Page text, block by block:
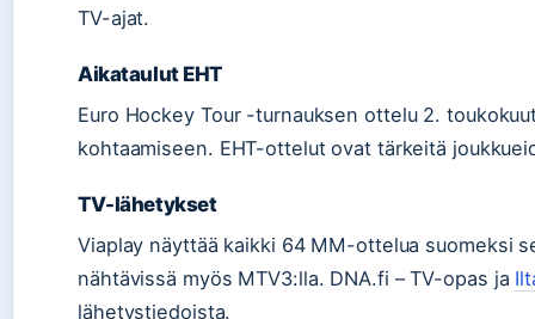
TV-ajat.
Aikataulut EHT
Euro Hockey Tour -turnauksen ottelu 2.
kohtaamiseen. EHT-ottelut ovat tärkeitä
TV-lähetykset
Viaplay näyttää kaikki 64 MM-ottelua suomeksi
nähtävissä myös MTV3:lla. DNA.fi – TV-opas ja
lähetystiedoista.